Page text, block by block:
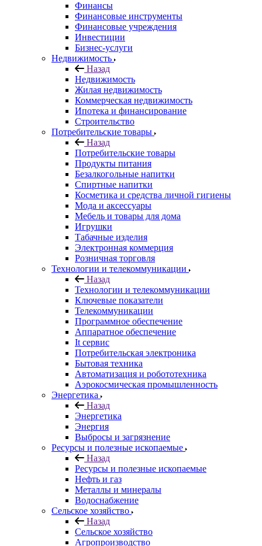
Финансы
Финансовые инструменты
Финансовые учреждения
Инвестиции
Бизнес-услуги
Недвижимость
Назад
Недвижимость
Жилая недвижимость
Коммерческая недвижимость
Ипотека и финансирование
Строительство
Потребительские товары
Назад
Потребительские товары
Продукты питания
Безалкогольные напитки
Спиртные напитки
Косметика и средства личной гигиены
Мода и аксессуары
Мебель и товары для дома
Игрушки
Табачные изделия
Электронная коммерция
Розничная торговля
Технологии и телекоммуникации
Назад
Технологии и телекоммуникации
Ключевые показатели
Телекоммуникации
Программное обеспечение
Аппаратное обеспечение
It сервис
Потребительская электроника
Бытовая техника
Автоматизация и робототехника
Аэрокосмическая промышленность
Энергетика
Назад
Энергетика
Энергия
Выбросы и загрязнение
Ресурсы и полезные ископаемые
Назад
Ресурсы и полезные ископаемые
Нефть и газ
Металлы и минералы
Водоснабжение
Сельское хозяйство
Назад
Сельское хозяйство
Агропроизводство